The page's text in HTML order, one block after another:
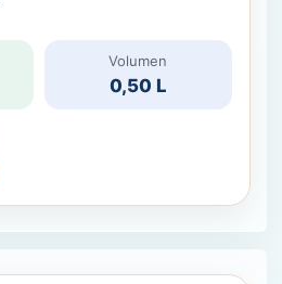
Volumen
0,50 L